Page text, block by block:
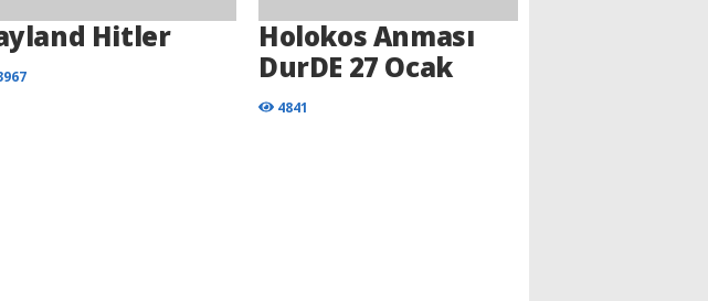
Hitler
Holokos Anması
DurDE 27 Ocak
4841